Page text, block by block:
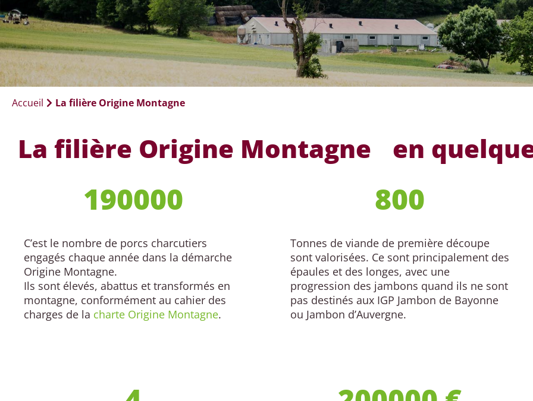
Accueil La filière Origine Montagne
La filière Origine Montagne en
190000
C’est le nombre de porcs charcutiers
engagés chaque année dans la démarche
Origine Montagne.
Ils sont élevés, abattus et transformés en
montagne, conformément au cahier des
charges de la charte Origine Montagne.
800
Tonnes de viande de première découpe
sont valorisées. Ce sont principalement des
épaules et des longes, avec une
progression des jambons quand ils ne sont
pas destinés aux IGP Jambon de Bayonne
ou Jambon d’Auvergne.